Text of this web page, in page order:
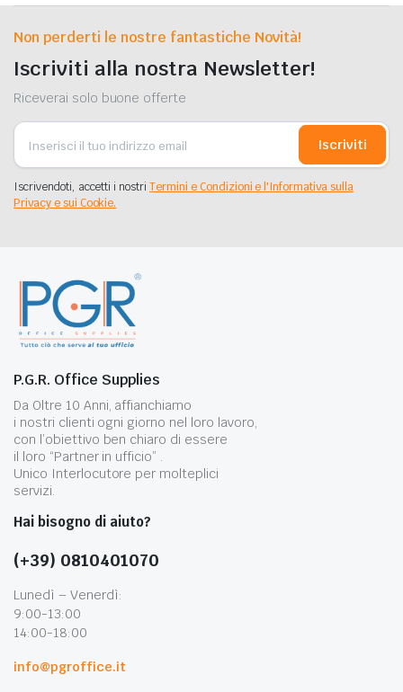
Non perderti le nostre fantastiche Novità!
Iscriviti alla nostra Newsletter!
Riceverai solo buone offerte
Iscriviti
Iscrivendoti, accetti i nostriTermini e Condizioni e l'Informativa sulla
Privacy e sui Cookie.
P.G.R. Office Supplies
Da Oltre 10 Anni, affianchiamo
i nostri clienti ogni giorno nel loro lavoro,
con l’obiettivo ben chiaro di essere
il loro “Partner in ufficio” .
Unico Interlocutore per molteplici
servizi.
Hai bisogno di aiuto?
(+39) 0810401070
Lunedì – Venerdì:
9:00-13:00
14:00-18:00
info@pgroffice.it